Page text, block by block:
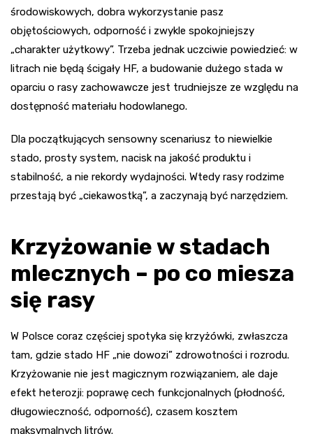
środowiskowych, dobra wykorzystanie pasz
objętościowych, odporność i zwykle spokojniejszy
„charakter użytkowy”. Trzeba jednak uczciwie powiedzieć: w
litrach nie będą ścigały HF, a budowanie dużego stada w
oparciu o rasy zachowawcze jest trudniejsze ze względu na
dostępność materiału hodowlanego.
Dla początkujących sensowny scenariusz to niewielkie
stado, prosty system, nacisk na jakość produktu i
stabilność, a nie rekordy wydajności. Wtedy rasy rodzime
przestają być „ciekawostką”, a zaczynają być narzędziem.
Krzyżowanie w stadach
mlecznych – po co miesza
się rasy
W Polsce coraz częściej spotyka się krzyżówki, zwłaszcza
tam, gdzie stado HF „nie dowozi” zdrowotności i rozrodu.
Krzyżowanie nie jest magicznym rozwiązaniem, ale daje
efekt heterozji: poprawę cech funkcjonalnych (płodność,
długowieczność, odporność), czasem kosztem
maksymalnych litrów.